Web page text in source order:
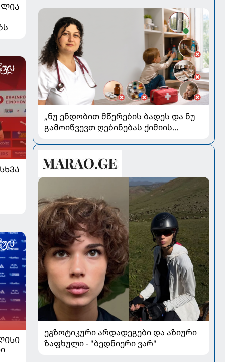
„ნუ ენდობით მწერების ბადეს და ნუ
გამოიწვევთ ღებინებას ქიმიის
პედიატრ სალომე ახვლედიანის
რჩევები
ეგზოტიკური არდადეგები და აზიური
ზაფხული - "ბედნიერი ვარ"